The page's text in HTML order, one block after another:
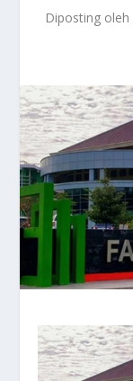
Diposting oleh